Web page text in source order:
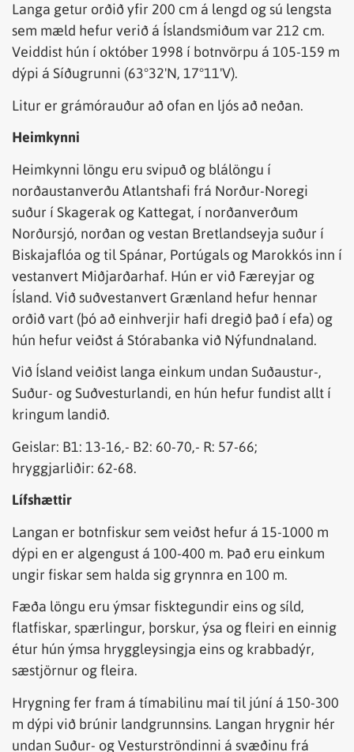
Langa getur orðið yfir 200 cm á lengd og sú lengsta
sem mæld hefur verið á Íslandsmiðum var 212 cm.
Veiddist hún í október 1998 í botnvörpu á 105-159 m
dýpi á Síðugrunni (63°32'N, 17°11'V).
Litur er grámórauður að ofan en ljós að neðan.
Heimkynni
Heimkynni löngu eru svipuð og blálöngu í
norðaustanverðu Atlantshafi frá Norður-Noregi
suður í Skagerak og Kattegat, í norðanverðum
Norðursjó, norðan og vestan Bretlandseyja suður í
Biskajaflóa og til Spánar, Portúgals og Marokkós inn í
vestanvert Miðjarðarhaf. Hún er við Færeyjar og
Ísland. Við suðvestanvert Grænland hefur hennar
orðið vart (þó að einhverjir hafi dregið það í efa) og
hún hefur veiðst á Stórabanka við Nýfundnaland.
Við Ísland veiðist langa einkum undan Suðaustur-,
Suður- og Suðvesturlandi, en hún hefur fundist allt í
kringum landið.
Geislar: B1: 13-16,- B2: 60-70,- R: 57-66;
hryggjarliðir: 62-68.
Lífshættir
Langan er botnfiskur sem veiðst hefur á 15-1000 m
dýpi en er algengust á 100-400 m. Það eru einkum
ungir fiskar sem halda sig grynnra en 100 m.
Fæða löngu eru ýmsar fisktegundir eins og síld,
flatfiskar, spærlingur, þorskur, ýsa og fleiri en einnig
étur hún ýmsa hryggleysingja eins og krabbadýr,
sæstjörnur og fleira.
Hrygning fer fram á tímabilinu maí til júní á 150-300
m dýpi við brúnir landgrunnsins. Langan hrygnir hér
undan Suður- og Vesturströndinni á svæðinu frá